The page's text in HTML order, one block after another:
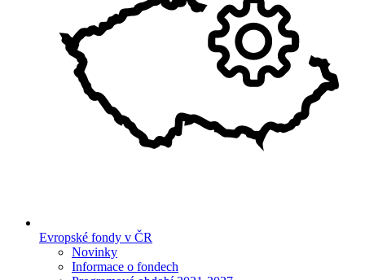
Evropské fondy v ČR
Novinky
Informace o fondech